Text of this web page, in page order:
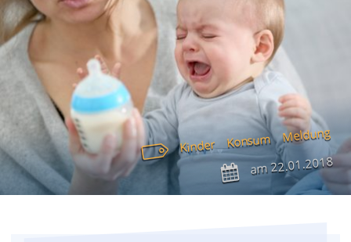
Kinder Konsum Meldung
am22.01.2018